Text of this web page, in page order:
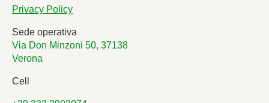
Privacy Policy
Sede operativa
Via Don Minzoni 50, 37138
Verona
Cell